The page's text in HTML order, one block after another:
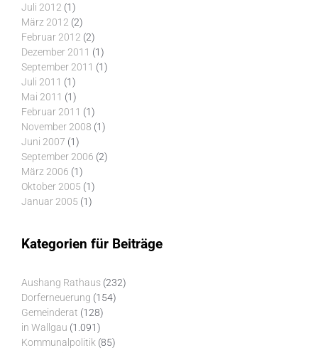
Juli 2012 (1)
März 2012 (2)
Februar 2012 (2)
Dezember 2011 (1)
September 2011 (1)
Juli 2011 (1)
Mai 2011 (1)
Februar 2011 (1)
November 2008 (1)
Juni 2007 (1)
September 2006 (2)
März 2006 (1)
Oktober 2005 (1)
Januar 2005 (1)
Kategorien für Beiträge
Aushang Rathaus (232)
Dorferneuerung (154)
Gemeinderat (128)
in Wallgau (1.091)
Kommunalpolitik (85)